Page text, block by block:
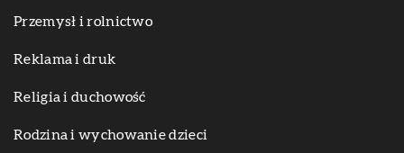
Przemysł i rolnictwo
Reklama i druk
Religia i duchowość
Rodzina i wychowanie dzieci